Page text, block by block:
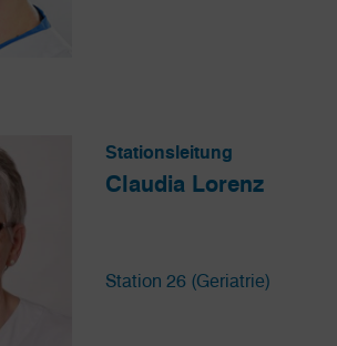
Stationsleitung
Claudia Lorenz
Station 26 (Geriatrie)